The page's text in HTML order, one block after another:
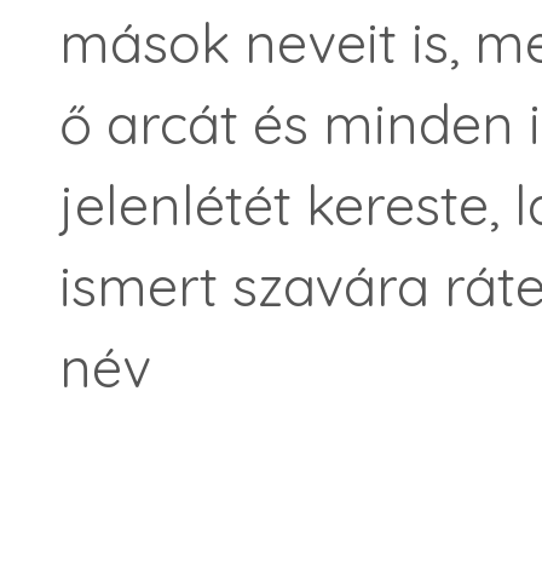
mások neveit is,
ő arcát és minden
jelenlétét kereste,
ismert szavára
név